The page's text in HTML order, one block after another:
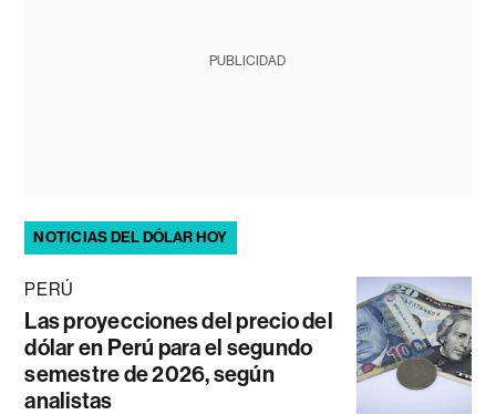
PUBLICIDAD
NOTICIAS DEL DÓLAR HOY
PERÚ
Las proyecciones del precio del
dólar en Perú para el segundo
semestre de 2026, según
analistas